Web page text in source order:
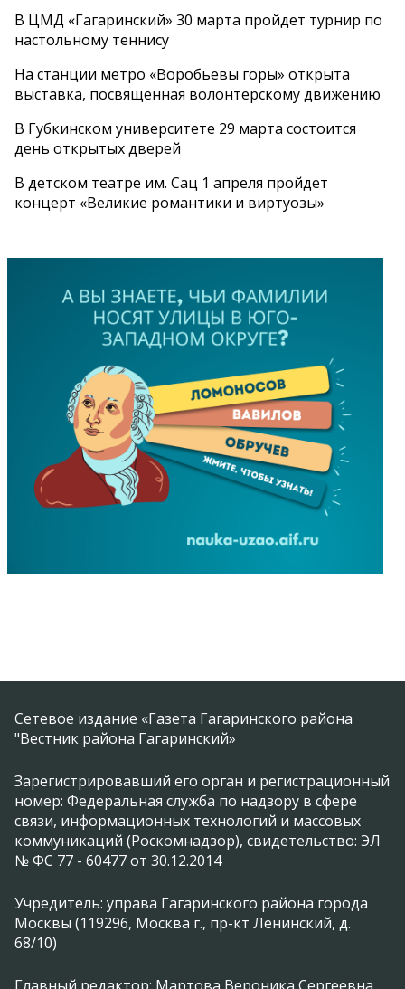
В ЦМД «Гагаринский» 30 марта пройдет турнир по
настольному теннису
На станции метро «Воробьевы горы» открыта
выставка, посвященная волонтерскому движению
В Губкинском университете 29 марта состоится
день открытых дверей
В детском театре им. Сац 1 апреля пройдет
концерт «Великие романтики и виртуозы»
Сетевое издание «Газета Гагаринского района
"Вестник района Гагаринский»
Зарегистрировавший его орган и регистрационный
номер: Федеральная служба по надзору в сфере
связи, информационных технологий и массовых
коммуникаций (Роскомнадзор), свидетельство: ЭЛ
№ ФС 77 - 60477 от 30.12.2014
Учредитель: управа Гагаринского района города
Москвы (119296, Москва г., пр-кт Ленинский, д.
68/10)
Главный редактор: Мартова Вероника Сергеевна